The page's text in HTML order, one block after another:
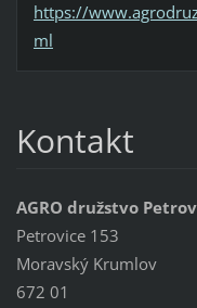
https://
ml
Kontakt
AGRO družstvo
Petrovice 153
Moravský Krumlov
672 01